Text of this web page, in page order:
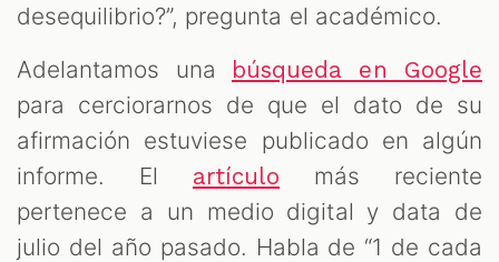
desequilibrio?”, pregunta el académico.
Adelantamos una
búsqueda en Google
para cerciorarnos de que el dato de su
afirmación estuviese publicado en algún
informe. El artículo más reciente
pertenece a un medio digital y data de
julio del año pasado. Habla de “1 de cada